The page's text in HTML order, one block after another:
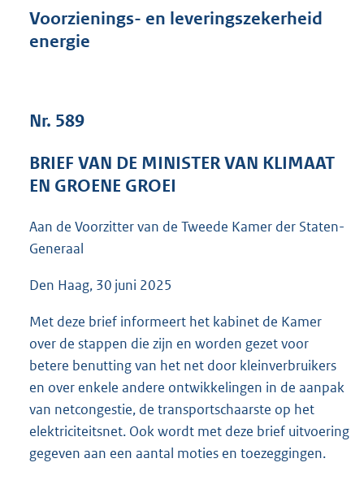
s
:
b
Voorzienings- en leveringszekerheid
energie
Nr. 589
BRIEF VAN DE MINISTER VAN KLIMAAT
EN GROENE GROEI
Aan de Voorzitter van de Tweede Kamer der Staten-
Generaal
Den Haag, 30 juni 2025
Met deze brief informeert het kabinet de Kamer
over de stappen die zijn en worden gezet voor
betere benutting van het net door kleinverbruikers
en over enkele andere ontwikkelingen in de aanpak
van netcongestie, de transportschaarste op het
elektriciteitsnet. Ook wordt met deze brief uitvoering
gegeven aan een aantal moties en toezeggingen.